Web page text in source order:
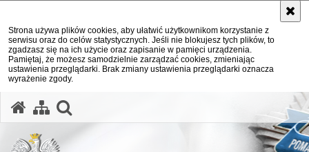
Strona używa plików cookies, aby ułatwić użytkownikom korzystanie z
serwisu oraz do celów statystycznych. Jeśli nie blokujesz tych plików, to
zgadzasz się na ich użycie oraz zapisanie w pamięci urządzenia.
Pamiętaj, że możesz samodzielnie zarządzać cookies, zmieniając
ustawienia przeglądarki. Brak zmiany ustawienia przeglądarki oznacza
wyrażenie zgody.